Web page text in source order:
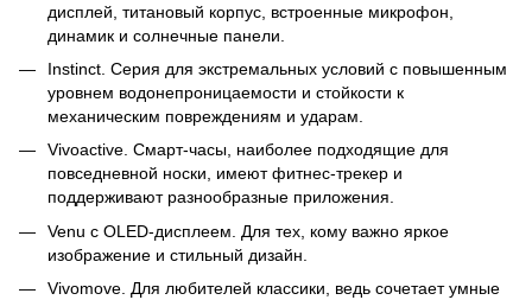
дисплей, титановый корпус, встроенные микрофон,
динамик и солнечные панели.
Instinct. Серия для экстремальных условий с повышенным
уровнем водонепроницаемости и стойкости к
механическим повреждениям и ударам.
Vivoactive. Смарт-часы, наиболее подходящие для
повседневной носки, имеют фитнес-трекер и
поддерживают разнообразные приложения.
Venu с OLED-дисплеем. Для тех, кому важно яркое
изображение и стильный дизайн.
Vivomove. Для любителей классики, ведь сочетает умные